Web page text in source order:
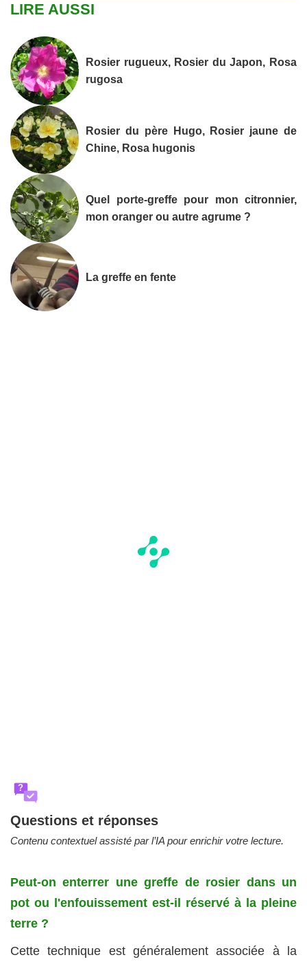
LIRE AUSSI
Rosier rugueux, Rosier du Japon, Rosa
rugosa
Rosier du père Hugo, Rosier jaune de
Chine, Rosa hugonis
Quel porte-greffe pour mon citronnier,
mon oranger ou autre agrume ?
La greffe en fente
?
Questions et réponses
Contenu contextuel assisté par l’IA pour enrichir votre lecture.
Peut-on enterrer une greffe de rosier dans un
pot ou l'enfouissement est-il réservé à la pleine
terre ?
Cette technique est généralement associée à la